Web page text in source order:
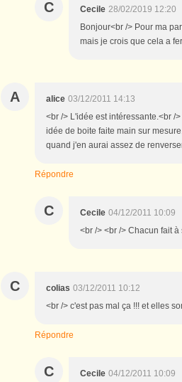
C Cecile 28/02/2019 12:20
Bonjour<br /> Pour ma
mais je crois que cela a
A alice 03/12/2011 14:13
<br /> L'idée est intéressante.<br /
idée de boite faite main sur
quand j'en aurai assez de
Répondre
C Cecile 04/12/2011 10:09
<br /> <br /> Chacun fait
C colias 03/12/2011 10:12
<br /> c'est pas mal ça !!! et elles
Répondre
C Cecile 04/12/2011 10:09